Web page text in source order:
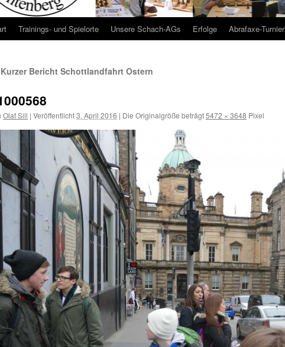
Trainings- und Spielorte Unsere Schach-AGs Erfolge Abrafaxe-Turnier
Kurzer Bericht Schottlandfahrt Ostern
Olaf Sill | Veröffentlicht3. April 2016 | Die Originalgröße beträgt5472 × 3648 Pixel